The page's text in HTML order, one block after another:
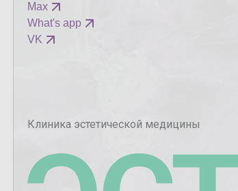
Max
What's app
VK
Клиника эстетической медицины